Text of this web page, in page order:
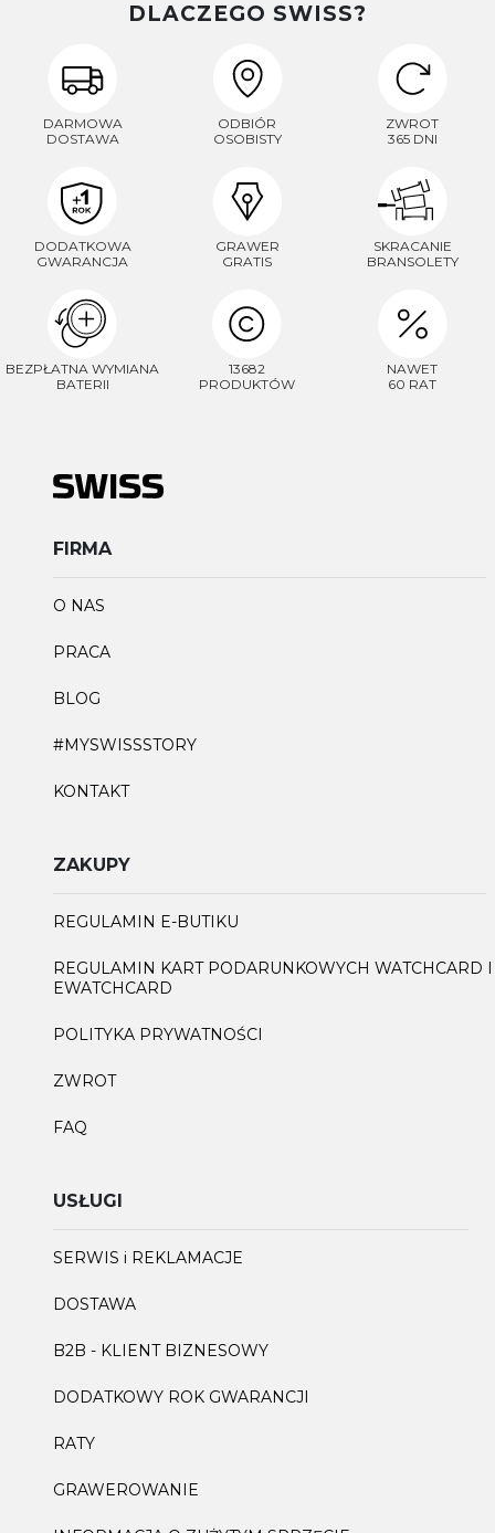
DLACZEGO SWISS?
DARMOWA
DOSTAWA
ODBIÓR
OSOBISTY
ZWROT
365 DNI
DODATKOWA
GWARANCJA
GRAWER
GRATIS
SKRACANIE
BRANSOLETY
BEZPŁATNA WYMIANA
BATERII
13682
PRODUKTÓW
NAWET
60 RAT
FIRMA
O NAS
PRACA
BLOG
#MYSWISSSTORY
KONTAKT
ZAKUPY
REGULAMIN E-BUTIKU
REGULAMIN KART PODARUNKOWYCH WATCHCARD I
EWATCHCARD
POLITYKA PRYWATNOŚCI
ZWROT
FAQ
USŁUGI
SERWIS i REKLAMACJE
DOSTAWA
B2B - KLIENT BIZNESOWY
DODATKOWY ROK GWARANCJI
RATY
GRAWEROWANIE